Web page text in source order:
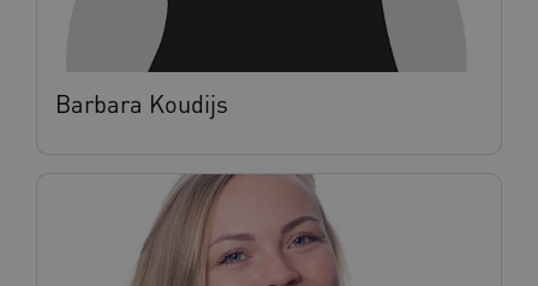
Barbara Koudijs